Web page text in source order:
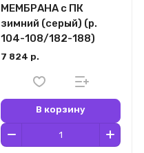
МЕМБРАНА с ПК
зимний (серый) (р.
104-108/182-188)
7 824 р.
В корзину